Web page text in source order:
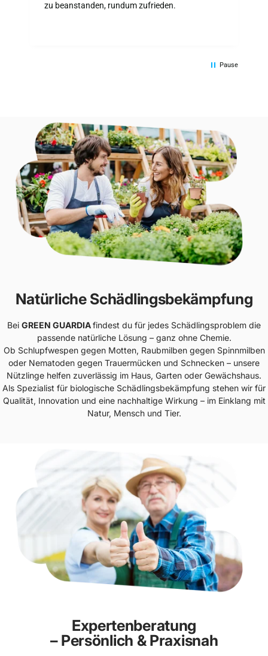
zu beanstanden, rundum zufrieden.
Pause
Natürliche Schädlingsbekämpfung
Bei GREEN GUARDIAfindest du für jedes Schädlingsproblem die
passende natürliche Lösung – ganz ohne Chemie.
Ob Schlupfwespen gegen Motten, Raubmilben gegen Spinnmilben
oder Nematoden gegen Trauermücken und Schnecken – unsere
Nützlinge helfen zuverlässig im Haus, Garten oder Gewächshaus.
Als Spezialist für biologische Schädlingsbekämpfung stehen wir für
Qualität, Innovation und eine nachhaltige Wirkung – im Einklang mit
Natur, Mensch und Tier.
Expertenberatung
– Persönlich & Praxisnah